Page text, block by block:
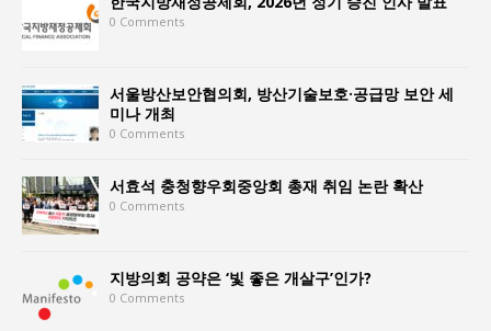
0 Comments
서울방산보안협의회, 방산기술보호·공급망 보안 세
미나 개최
0 Comments
서효석 충청향우회중앙회 총재 취임 논란 확산
0 Comments
지방의회 공약은 ‘빛 좋은 개살구’인가?
0 Comments